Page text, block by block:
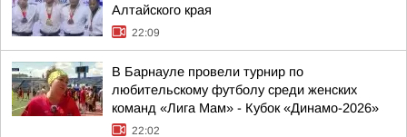
Алтайского края
22:09
В Барнауле провели турнир по
любительскому футболу среди женских
команд «Лига Мам» - Кубок «Динамо-2026»
22:02